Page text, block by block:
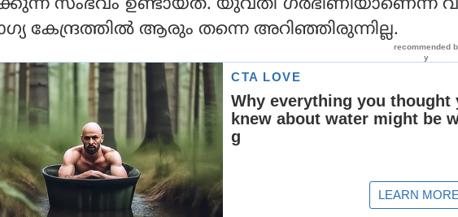
സംഭവം ഉണ്ടായത്. യുവതി ഗർഭിണിയാണെന്ന
കേന്ദ്രത്തിൽ ആരും തന്നെ അറിഞ്ഞിരുന്നില്ല.